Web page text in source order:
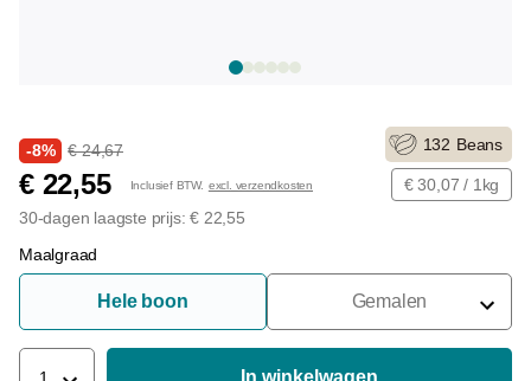
-8% € 24,67
€ 22,55 Inclusief BTW. excl. verzendkosten
30-dagen laagste prijs: € 22,55
132 Beans
€ 30,07 / 1kg
Maalgraad
Hele boon Gemalen
Voor Portafilter
1